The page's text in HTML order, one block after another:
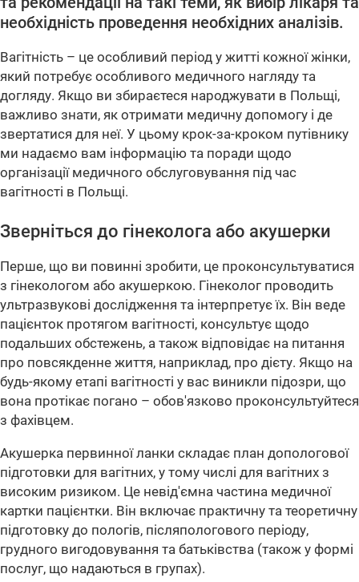
необхідність проведення необхідних аналізів.
Вагітність – це особливий період у житті кожної жінки,
який потребує особливого медичного нагляду та
догляду. Якщо ви збираєтеся народжувати в Польщі,
важливо знати, як отримати медичну допомогу і де
звертатися для неї. У цьому крок-за-кроком путівнику
ми надаємо вам інформацію та поради щодо
організації медичного обслуговування під час
вагітності в Польщі.
Зверніться до гінеколога або акушерки
Перше, що ви повинні зробити, це проконсультуватися
з гінекологом або акушеркою. Гінеколог проводить
ультразвукові дослідження та інтерпретує їх. Він веде
пацієнток протягом вагітності, консультує щодо
подальших обстежень, а також відповідає на питання
про повсякденне життя, наприклад, про дієту. Якщо на
будь-якому етапі вагітності у вас виникли підозри, що
вона протікає погано – обов'язково проконсультуйтеся
з фахівцем.
Акушерка первинної ланки складає план допологової
підготовки для вагітних, у тому числі для вагітних з
високим ризиком. Це невід'ємна частина медичної
картки пацієнтки. Він включає практичну та теоретичну
підготовку до пологів, післяпологового періоду,
грудного вигодовування та батьківства (також у формі
послуг, що надаються в групах).